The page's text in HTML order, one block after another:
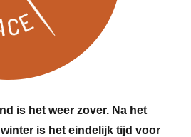
is het weer zover. Na het
is het eindelijk tijd voor